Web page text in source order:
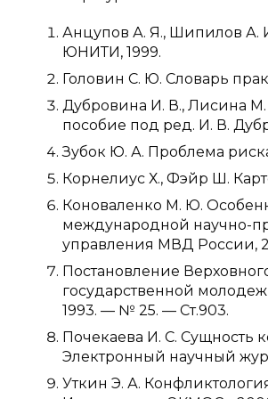
Анцупов А. Я., Шипилов А.
ЮНИТИ, 1999.
Головин С. Ю. Словарь
Дубровина И. В., Лисина М.
пособие под ред. И. В.
Зубок Ю. А. Проблема
Корнелиус Х., Фэйр Ш.
Коноваленко М. Ю.
международной научно-
управления МВД России,
Постановление
государственной
1993. — № 25. — Ст.903.
Почекаева И. С. Сущность
Электронный научный
Уткин Э. А.